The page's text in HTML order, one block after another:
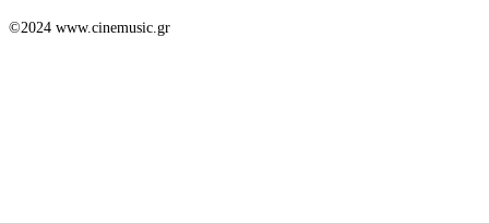
©2024 www.cinemusic.gr